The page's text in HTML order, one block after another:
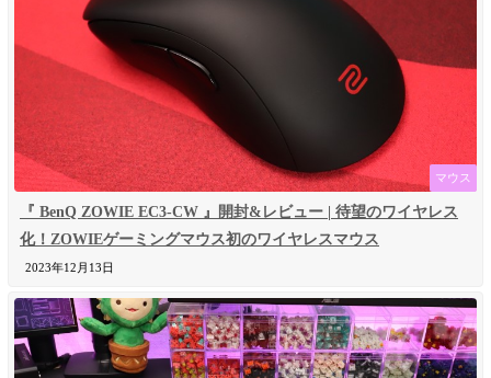
マウス
『 BenQ ZOWIE EC3-CW 』開封&レビュー | 待望のワイヤレス
化！ZOWIEゲーミングマウス初のワイヤレスマウス
2023年12月13日